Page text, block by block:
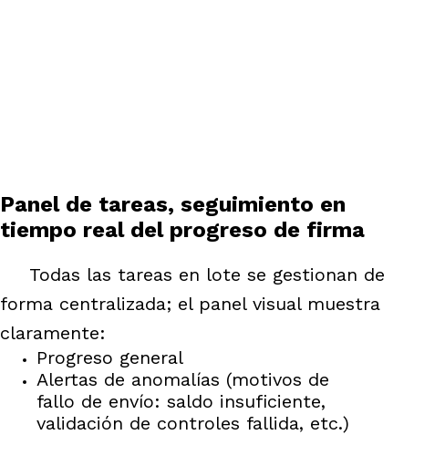
Panel de tareas, seguimiento en
tiempo real del progreso de firma
Todas las tareas en lote se gestionan de
forma centralizada; el panel visual muestra
claramente:
Progreso general
Alertas de anomalías (motivos de
fallo de envío: saldo insuficiente,
validación de controles fallida, etc.)